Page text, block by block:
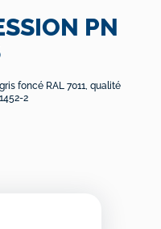
PN
foncé RAL 7011, qualité
2